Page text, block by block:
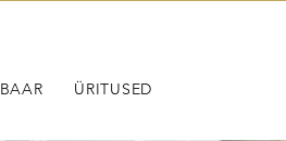
BAAR ÜRITUSED